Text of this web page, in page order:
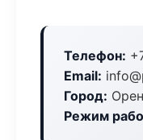
Телефон:
Email:
Город:
Режим